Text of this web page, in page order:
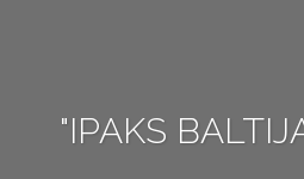
"IPAKS